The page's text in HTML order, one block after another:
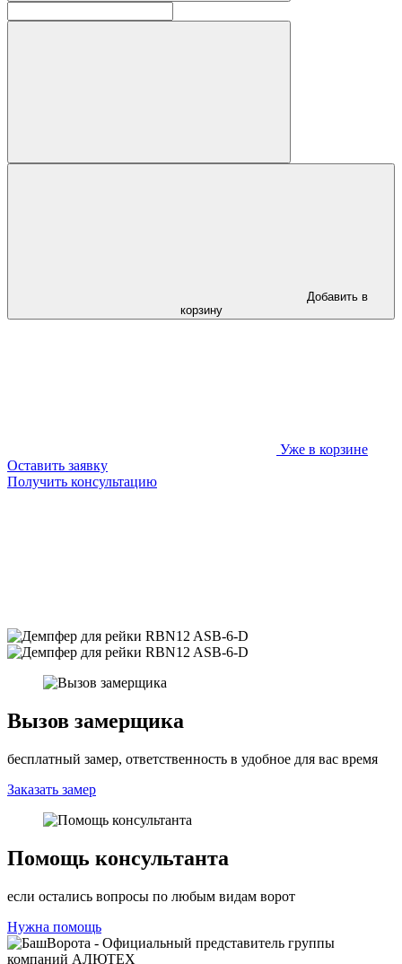
корзину
Уже в корзине
Оставить заявку
Получить консультацию
Вызов замерщика
бесплатный замер, ответственность в удобное для вас время
Заказать замер
Помощь консультанта
если остались вопросы по любым видам ворот
Нужна помощь